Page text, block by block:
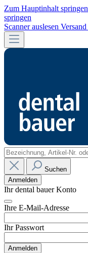
Zum Hauptinhalt springen
springen
Scanner auslesen Versand
Suchen
Anmelden
Ihr dental bauer Konto
Ihre E-Mail-Adresse
Ihr Passwort
Anmelden